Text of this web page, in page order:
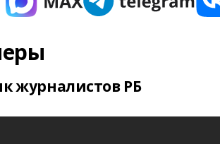
журналистов РБ